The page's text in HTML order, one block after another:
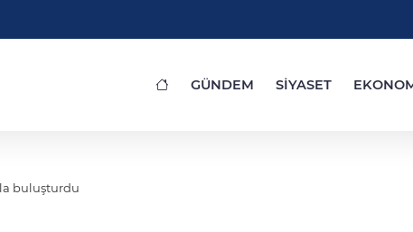
GÜNDEM SİYASET
buluşturdu